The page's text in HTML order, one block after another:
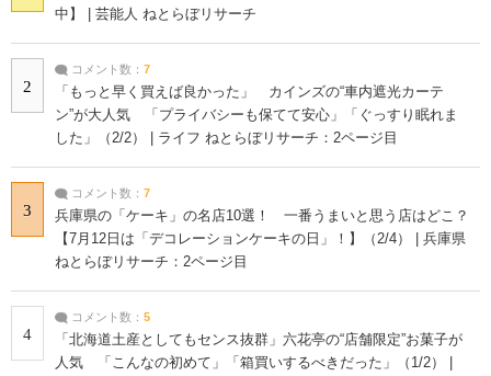
中】 | 芸能人 ねとらぼリサーチ
2
コメント数： 7
「もっと早く買えば良かった」 カインズの“車内遮光カーテ
ン”が大人気 「プライバシーも保てて安心」「ぐっすり眠れま
した」（2/2） | ライフ ねとらぼリサーチ：2ページ目
3
コメント数： 7
兵庫県の「ケーキ」の名店10選！ 一番うまいと思う店はどこ？
【7月12日は「デコレーションケーキの日」！】（2/4） | 兵庫県
ねとらぼリサーチ：2ページ目
4
コメント数： 5
「北海道土産としてもセンス抜群」六花亭の“店舗限定”お菓子が
人気 「こんなの初めて」「箱買いするべきだった」（1/2） |